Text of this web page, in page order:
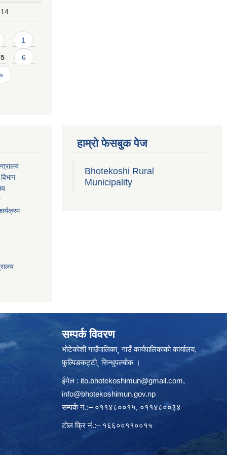
1
5 6
हाम्रो फेसबुक पेज
Bhotekoshi Rural
Municipality
सम्पर्क विवरण
भोटेकोशी गाउँपालिका¸ गाउँ कार्यपालिकाकाे कार्यालय,
फुल्पिङकट्टी¸ सिन्धुपल्चोक ।
ईमेल : ito.bhotekoshimun@gmail.com,
info@bhotekoshimun.gov.np
सम्पर्क नं.:– ०११४८००१५, ०११४८००३४
टाेल फ्रि नं.:– १६६००११००१५